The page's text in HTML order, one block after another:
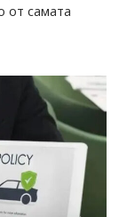
от самата